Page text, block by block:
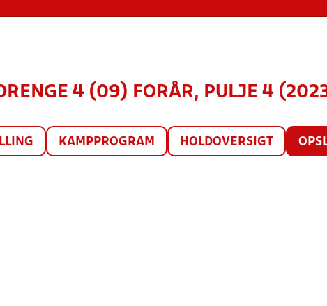
4 (09) FORÅR, PULJE 4
KAMPPROGRAM HOLDOVERSIGT